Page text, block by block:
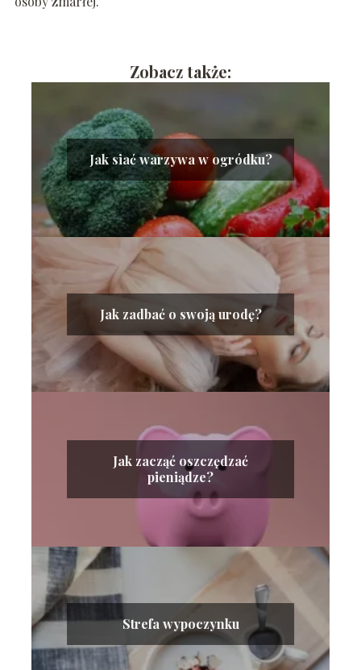
Zobacz także:
Jak siać warzywa w ogródku?
Jak zadbać o swoją urodę?
Jak zacząć oszczędzać
pieniądze?
Strefa wypoczynku